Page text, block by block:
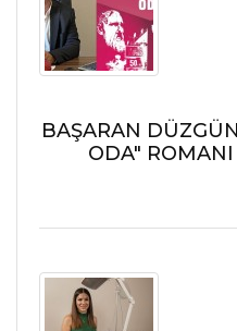
BAŞARAN
ODA" ROMANI